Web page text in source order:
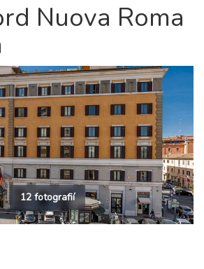
Nuova Roma
12 fotografií